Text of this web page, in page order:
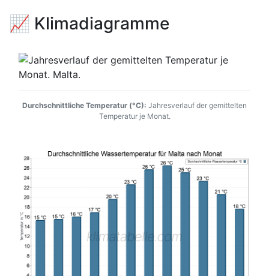
📈 Klimadiagramme
Durchschnittliche Temperatur (°C): Jahresverlauf der gemittelten
Temperatur je Monat.